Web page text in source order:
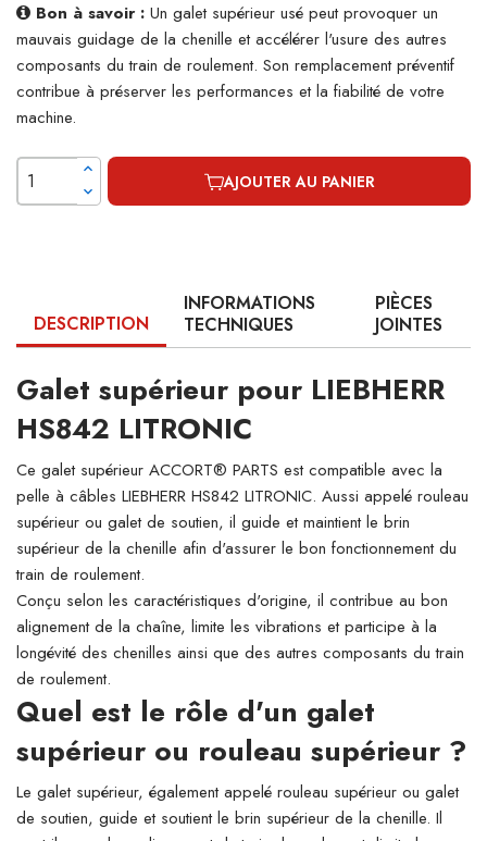
Bon à savoir : Un galet supérieur usé peut provoquer un
mauvais guidage de la chenille et accélérer l'usure des autres
composants du train de roulement. Son remplacement préventif
contribue à préserver les performances et la fiabilité de votre
machine.
AJOUTER AU PANIER
DESCRIPTION
INFORMATIONS
TECHNIQUES
PIÈCES
JOINTES
Galet supérieur pour LIEBHERR
HS842 LITRONIC
Ce galet supérieur ACCORT® PARTS est compatible avec la
pelle à câbles LIEBHERR HS842 LITRONIC. Aussi appelé rouleau
supérieur ou galet de soutien, il guide et maintient le brin
supérieur de la chenille afin d'assurer le bon fonctionnement du
train de roulement.
Conçu selon les caractéristiques d'origine, il contribue au bon
alignement de la chaîne, limite les vibrations et participe à la
longévité des chenilles ainsi que des autres composants du train
de roulement.
Quel est le rôle d'un galet
supérieur ou rouleau supérieur ?
Le galet supérieur, également appelé rouleau supérieur ou galet
de soutien, guide et soutient le brin supérieur de la chenille. Il